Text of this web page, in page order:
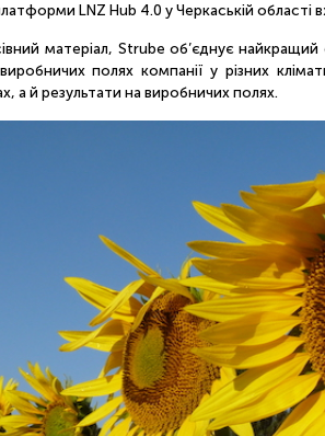
LNZ Hub 4.0 у Черкаській області
матеріал, Strube об’єднує
полях компанії у різних
а й результати на виробничих полях.